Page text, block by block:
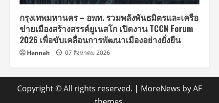
กรุงเทพมหานคร – อพท. รวมพลังพันธมิตรและเครือ
ข่ายเมืองสร้างสรรค์ยูเนสโก เปิดงาน TCCN Forum
2026 เพื่อขับเคลื่อนการพัฒนาเมืองอย่างยั่งยืน
Hannah 07 สิงหาคม 2026
Copyright © All rights reserved. | MoreNews by AF